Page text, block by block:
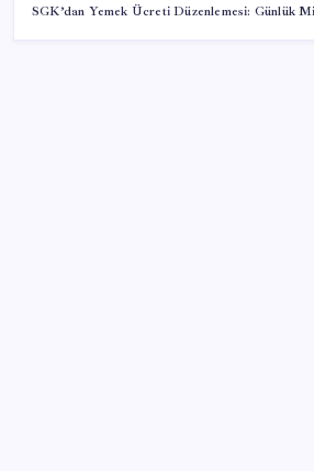
SGK’dan Yemek Ücreti Düzenlemesi: Günlük